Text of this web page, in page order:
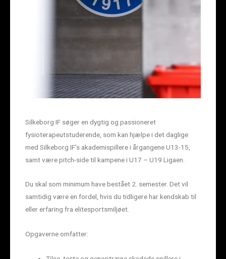
Silkeborg IF søger en dygtig og passioneret
fysioterapeutstuderende, som kan hjælpe i det daglige
med Silkeborg IF’s akademispillere i årgangene U13-15,
samt være pitch-side til kampene i U17 – U19 Ligaen.
Du skal som minimum have bestået 2. semester. Det vil
samtidig være en fordel, hvis du tidligere har kendskab til
eller erfaring fra elitesportsmiljøet.
Opgaverne omfatter: